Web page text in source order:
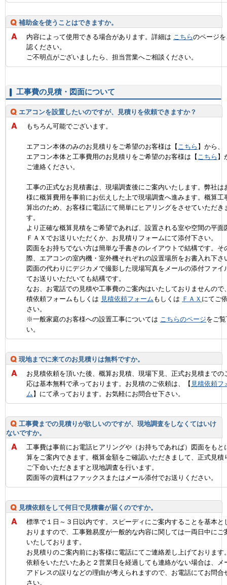
補助金を使うことはできますか。
内容によって使用できる場合があります。詳細は こちらのページ
認ください。
ご不明点がございましたら、担当営業へご相談ください。
工事費の見積・図面について
エアコンを設置したいのですが、見積りを依頼できますか？
もちろん可能でございます。
エアコン本体のみのお見積りをご希望のお客様は【 こちら 】から、
エアコン本体と工事費用のお見積りをご希望のお客様は【 こちら 】
ご連絡ください。
工事の正式なお見積書は、現場調査後にご案内いたします。弊社は
様に概算費用を事前にお伝えした上で現場調査へ進みます。概算工
算出のため、お客様に電話にて簡単にヒアリングをさせていただき
す。
より正確な概算見積をご希望であれば、設置される室や空間の平面
ＦＡＸでお送りいただくか、お見積りフォームにて添付下さい。
図面をお持ちでない方は簡単な手書きのレイアウトで結構です。そ
際、エアコンの室内機・室外機それぞれの設置場所をお書入れ下さ
図面の代わりにデジカメで撮影した現場写真をメールの添付ファイ
てお送りいただいても結構です。
なお、お電話での見積や工事費のご案内はいたしておりませんので
積依頼フォームもしくは 見積依頼フォーム もしくは ＦＡＸ にてご
さい。
※一般家庭のお客様への設置工事については こちらのページをご
い。
現地までに来てのお見積りは無料ですか。
お見積依頼を頂いた後、概算お見積、現場下見、正式お見積までの
応は基本無料で承っております。お見積のご依頼は、【 見積依頼フ
ム】にて承っております。お気軽にお問合せ下さい。
工事費までの見積りが欲しいのですが、現地調査をしなくてはいけ
ないですか。
工事費は事前にお電話ヒアリングや（お持ちであれば）図面をもと
算をご案内できます。概算金額をご確認いただきまして、正式見積
ご下命いただきますと現地調査を行います。
図面等の資料はファックスまたはメール添付でお送りください。
見積依頼をして何日で見積書が届くのですか。
標準で１日～３日以内です。スピーディにご案内することを基本と
おりますので、工事難易度が一般的な内容に関しては一両日中にご
いたしております。
お見積りのご案内前にお客様に電話にてご連絡差し上げております
依頼をいただいたあと２営業日を経過しても連絡がない場合は、メ
アドレスの誤りなどの理由が考えられますので、お電話にてお問合
さい。